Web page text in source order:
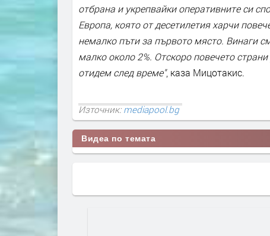
отбрана и укрепвайки оперативните си
Европа, която от десетилетия харчи
немалко пъти за първото място. Винаги
малко около 2%. Отскоро повечето
отидем след време", каза Мицотакис.
Източник:mediapool.bg
Видеа по темата